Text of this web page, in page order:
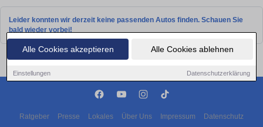
Alle Cookies akzeptieren Alle Cookies ablehnen
Einstellungen Datenschutzerklärung
Leider konnten wir derzeit keine passenden Autos finden. Schauen Sie
bald wieder vorbei!
Ratgeber Presse Lokales Über Uns Impressum Datenschutz